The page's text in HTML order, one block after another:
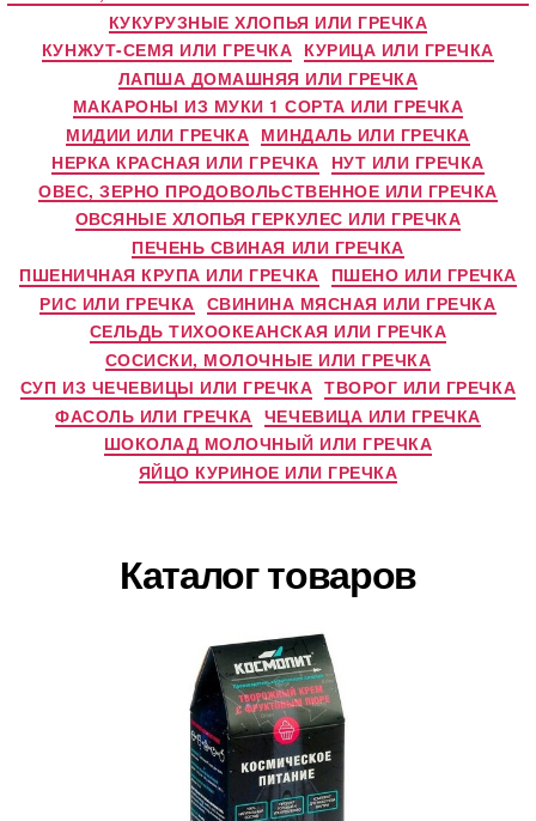
КУКУРУЗНЫЕ ХЛОПЬЯ ИЛИ ГРЕЧКА
КУНЖУТ-СЕМЯ ИЛИ ГРЕЧКА КУРИЦА ИЛИ ГРЕЧКА
ЛАПША ДОМАШНЯЯ ИЛИ ГРЕЧКА
МАКАРОНЫ ИЗ МУКИ 1 СОРТА ИЛИ ГРЕЧКА
МИДИИ ИЛИ ГРЕЧКА МИНДАЛЬ ИЛИ ГРЕЧКА
НЕРКА КРАСНАЯ ИЛИ ГРЕЧКА НУТ ИЛИ ГРЕЧКА
ОВЕС, ЗЕРНО ПРОДОВОЛЬСТВЕННОЕ ИЛИ ГРЕЧКА
ОВСЯНЫЕ ХЛОПЬЯ ГЕРКУЛЕС ИЛИ ГРЕЧКА
ПЕЧЕНЬ СВИНАЯ ИЛИ ГРЕЧКА
ПШЕНИЧНАЯ КРУПА ИЛИ ГРЕЧКА ПШЕНО ИЛИ ГРЕЧКА
РИС ИЛИ ГРЕЧКА СВИНИНА МЯСНАЯ ИЛИ ГРЕЧКА
СЕЛЬДЬ ТИХООКЕАНСКАЯ ИЛИ ГРЕЧКА
СОСИСКИ, МОЛОЧНЫЕ ИЛИ ГРЕЧКА
СУП ИЗ ЧЕЧЕВИЦЫ ИЛИ ГРЕЧКА ТВОРОГ ИЛИ ГРЕЧКА
ФАСОЛЬ ИЛИ ГРЕЧКА ЧЕЧЕВИЦА ИЛИ ГРЕЧКА
ШОКОЛАД МОЛОЧНЫЙ ИЛИ ГРЕЧКА
ЯЙЦО КУРИНОЕ ИЛИ ГРЕЧКА
Каталог товаров